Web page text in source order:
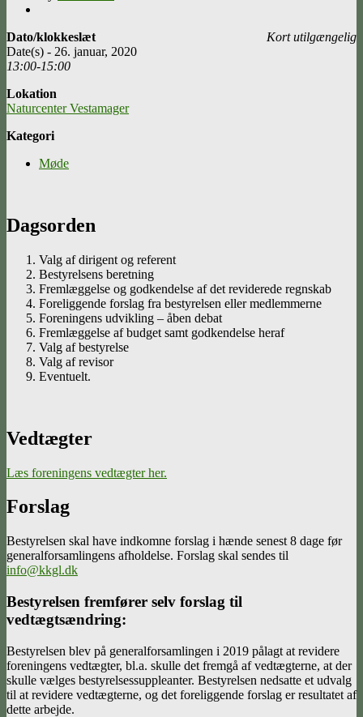
Kort utilgængelig
Dato/klokkeslæt
Date(s) - 26. januar, 2020
13:00-15:00
Lokation
Naturcenter Vestamager
Kategori
Møde
Dagsorden
Valg af dirigent og referent
Bestyrelsens beretning
Fremlæggelse og godkendelse af det reviderede regnskab
Foreliggende forslag fra bestyrelsen eller medlemmerne
Foreningens udvikling – åben debat
Fremlæggelse af budget samt godkendelse heraf
Valg af bestyrelse
Valg af revisor
Eventuelt.
Vedtægter
Læs foreningens vedtægter her.
Forslag
Bestyrelsen skal have indkomne forslag i hænde senest 8 dage før
generalforsamlingens afholdelse. Forslag skal sendes til
info@kkgl.dk
Bestyrelsen fremfører selv forslag til
vedtægtsændring:
Bestyrelsen blev på generalforsamlingen i 2019 pålagt at revidere
foreningens vedtægter, bl.a. skulle det fremgå af vedtægterne, at der
skulle vælges bestyrelsessuppleanter. Bestyrelsen nedsatte et udvalg
til at revidere vedtægterne, og det foreliggende forslag er resultatet af
dette arbejde.